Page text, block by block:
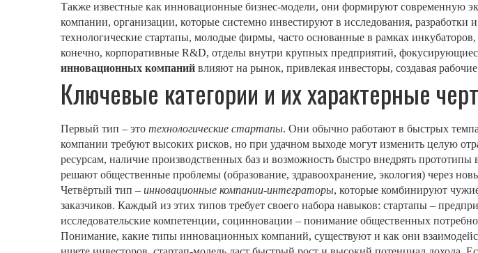
Также известные как инновационные бизнес‑модели, они формируют современную
компании, организации, которые системно инвестируют в исследования,
технологические стартапы, молодые фирмы, часто основанные в рамках
конечно, корпоративные R&D, отделы внутри крупных предприятий,
инновационных компаний влияют на рынок, привлекая инвесторы, создавая
Ключевые категории и их характерные
Первый тип – это технологические стартапы. Они обычно работают в быстрых
компании требуют высоких рисков, но при удачном выходе могут изменить целую
ресурсам, наличие производственных баз и возможность быстро внедрять прототипы
решают общественные проблемы (образование, здравоохранение, экология) через
Четвёртый тип – инновационные компании‑интеграторы, которые комбинируют
заказчиков. Каждый из этих типов требует своего набора навыков: стартапы –
исследовательские компетенции, социнновации – понимание общественных
Понимание, какие типы инновационных компаний, существуют и как они